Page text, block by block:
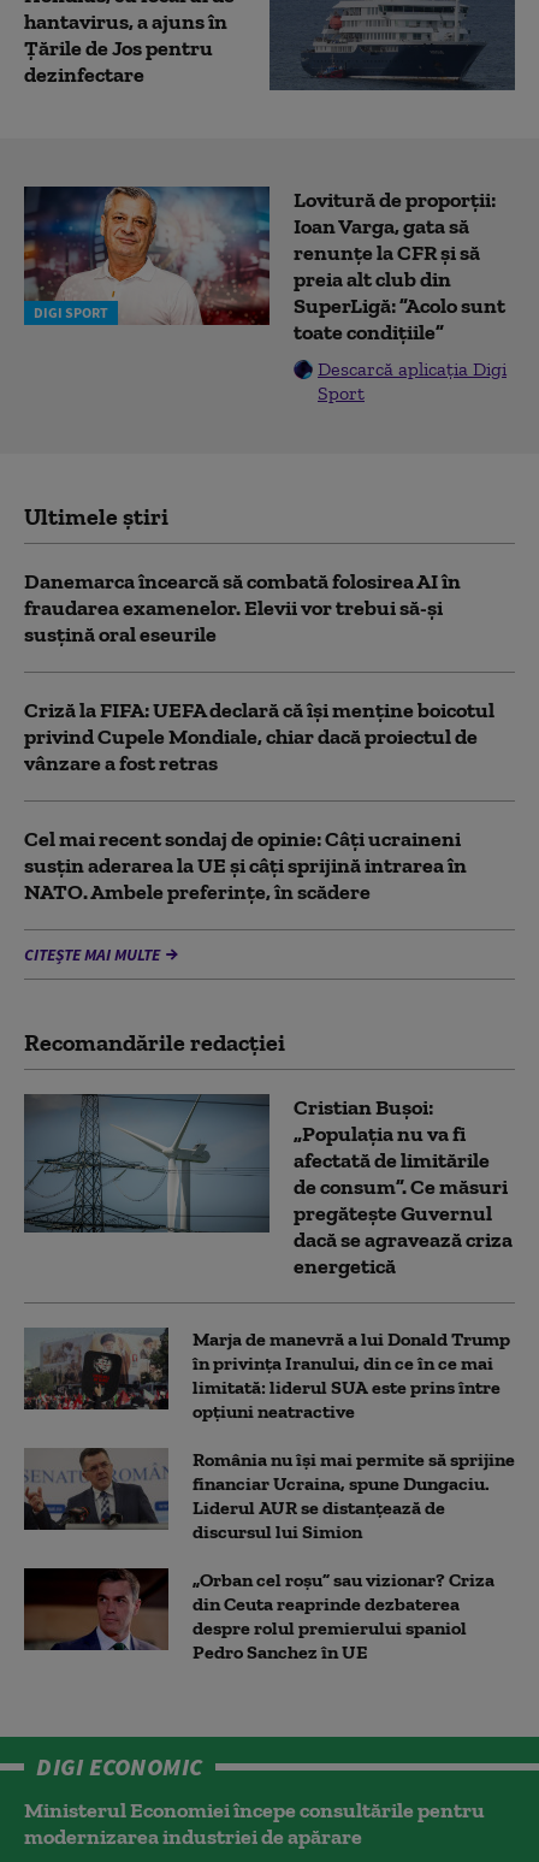
hantavirus, a ajuns în
Țările de Jos pentru
dezinfectare
DIGI SPORT
Lovitură de proporții:
Ioan Varga, gata să
renunțe la CFR și să
preia alt club din
SuperLigă: ”Acolo sunt
toate condițiile”
Descarcă aplicația Digi
Sport
Ultimele știri
Danemarca încearcă să combată folosirea AI în
fraudarea examenelor. Elevii vor trebui să-şi
susţină oral eseurile
Criză la FIFA: UEFA declară că îşi menţine boicotul
privind Cupele Mondiale, chiar dacă proiectul de
vânzare a fost retras
Cel mai recent sondaj de opinie: Câți ucraineni
susțin aderarea la UE și câți sprijină intrarea în
NATO. Ambele preferințe, în scădere
CITEȘTE MAI MULTE
Recomandările redacţiei
Cristian Bușoi:
„Populația nu va fi
afectată de limitările
de consum”. Ce măsuri
pregătește Guvernul
dacă se agravează criza
energetică
Marja de manevră a lui Donald Trump
în privința Iranului, din ce în ce mai
limitată: liderul SUA este prins între
opțiuni neatractive
România nu își mai permite să sprijine
financiar Ucraina, spune Dungaciu.
Liderul AUR se distanțează de
discursul lui Simion
„Orban cel roșu” sau vizionar? Criza
din Ceuta reaprinde dezbaterea
despre rolul premierului spaniol
Pedro Sanchez în UE
DIGI ECONOMIC
Ministerul Economiei începe consultările pentru
modernizarea industriei de apărare